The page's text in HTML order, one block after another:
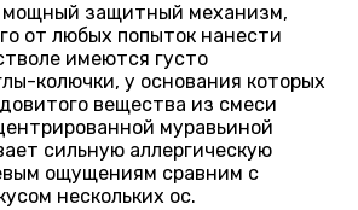
мощный защитный механизм,
от любых попыток нанести
имеются густо
колючки, у основания которых
вещества из смеси
муравьиной
сильную аллергическую
ощущениям сравним с
нескольких ос.